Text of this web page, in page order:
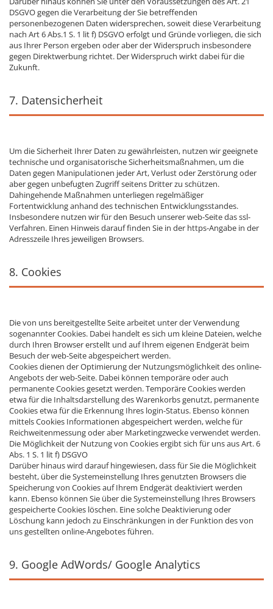
DSGVO gegen die Verarbeitung der Sie betreffenden
personenbezogenen Daten widersprechen, soweit diese Verarbeitung
nach Art 6 Abs.1 S. 1 lit f) DSGVO erfolgt und Gründe vorliegen, die sich
aus Ihrer Person ergeben oder aber der Widerspruch insbesondere
gegen Direktwerbung richtet. Der Widerspruch wirkt dabei für die
Zukunft.
7. Datensicherheit
Um die Sicherheit Ihrer Daten zu gewährleisten, nutzen wir geeignete
technische und organisatorische Sicherheitsmaßnahmen, um die
Daten gegen Manipulationen jeder Art, Verlust oder Zerstörung oder
aber gegen unbefugten Zugriff seitens Dritter zu schützen.
Dahingehende Maßnahmen unterliegen regelmäßiger
Fortentwicklung anhand des technischen Entwicklungsstandes.
Insbesondere nutzen wir für den Besuch unserer web-Seite das ssl-
Verfahren. Einen Hinweis darauf finden Sie in der https-Angabe in der
Adresszeile Ihres jeweiligen Browsers.
8. Cookies
Die von uns bereitgestellte Seite arbeitet unter der Verwendung
sogenannter Cookies. Dabei handelt es sich um kleine Dateien, welche
durch Ihren Browser erstellt und auf Ihrem eigenen Endgerät beim
Besuch der web-Seite abgespeichert werden.
Cookies dienen der Optimierung der Nutzungsmöglichkeit des online-
Angebots der web-Seite. Dabei können temporäre oder auch
permanente Cookies gesetzt werden. Temporäre Cookies werden
etwa für die Inhaltsdarstellung des Warenkorbs genutzt, permanente
Cookies etwa für die Erkennung Ihres login-Status. Ebenso können
mittels Cookies Informationen abgespeichert werden, welche für
Reichweitenmessung oder aber Marketingzwecke verwendet werden.
Die Möglichkeit der Nutzung von Cookies ergibt sich für uns aus Art. 6
Abs. 1 S. 1 lit f) DSGVO
Darüber hinaus wird darauf hingewiesen, dass für Sie die Möglichkeit
besteht, über die Systemeinstellung Ihres genutzten Browsers die
Speicherung von Cookies auf Ihrem Endgerät deaktiviert werden
kann. Ebenso können Sie über die Systemeinstellung Ihres Browsers
gespeicherte Cookies löschen. Eine solche Deaktivierung oder
Löschung kann jedoch zu Einschränkungen in der Funktion des von
uns gestellten online-Angebotes führen.
9. Google AdWords/ Google Analytics